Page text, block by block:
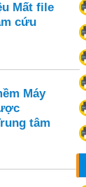
Mất file
cứu
Máy
tâm